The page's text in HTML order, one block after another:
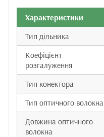
Характеристики
Тип дільника
Коефіцієнт
розгалуження
Тип конектора
Тип оптичного волокна
Довжина оптичного
волокна